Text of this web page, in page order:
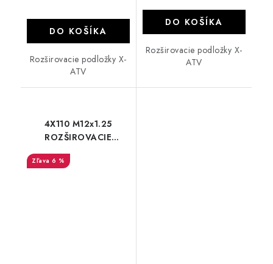
DO KOŠÍKA
Rozširovacie podložky X-
ATV
DO KOŠÍKA
Rozširovacie podložky X-
ATV
4X110 M12x1.25
ROZŠIROVACIE
6 %